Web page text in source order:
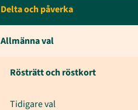
Delta och påverka
Allmänna val
Rösträtt och röstkort
Tidigare val